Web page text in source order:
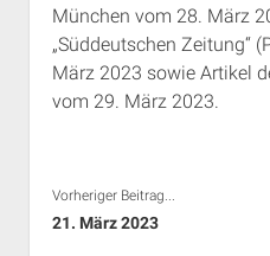
München vom 28. März
„Süddeutschen Zeitung“
März 2023 sowie Artikel
vom 29. März 2023.
Vorheriger Beitrag...
21. März 2023